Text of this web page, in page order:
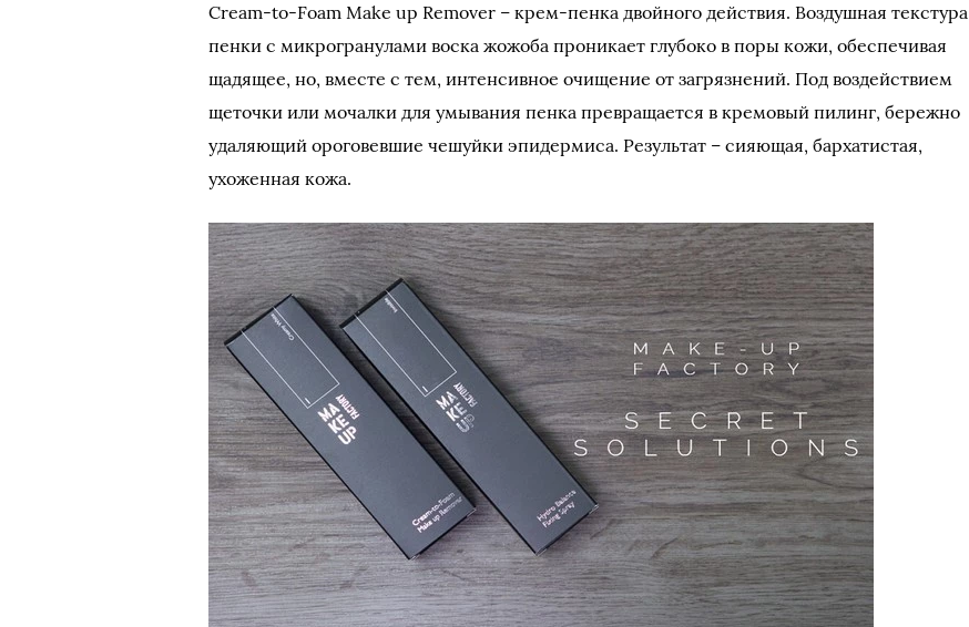
Cream-to-Foam Make up Remover – крем-пенка двойного действия. Воздушная текстура
пенки с микрогранулами воска жожоба проникает глубоко в поры кожи, обеспечивая
щадящее, но, вместе с тем, интенсивное очищение от загрязнений. Под воздействием
щеточки или мочалки для умывания пенка превращается в кремовый пилинг, бережно
удаляющий ороговевшие чешуйки эпидермиса. Результат – сияющая, бархатистая,
ухоженная кожа.